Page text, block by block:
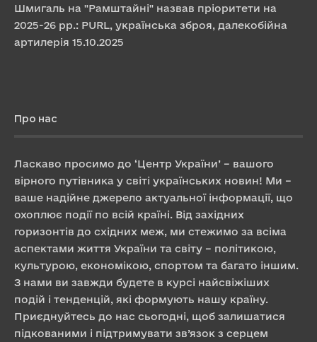
Шмигаль на "Рамштайні" назвав пріоритети на
2025-26 рр.: PURL, українська зброя, далекобійна
артилерія 15.10.2025
Про нас
Ласкаво просимо до ‘Центр України’ – вашого
вірного путівника у світі українських новин! Ми –
ваше надійне джерело актуальної інформації, що
охоплює події по всій країні. Від західних
горизонтів до східних меж, ми стежимо за всіма
аспектами життя України та світу – політикою,
культурою, економікою, спортом та багато іншим.
З нами ви завжди будете в курсі найсвіжіших
подій і тенденцій, які формують нашу країну.
Приєднуйтесь до нас сьогодні, щоб залишатися
підкованими і підтримувати зв’язок з серцем